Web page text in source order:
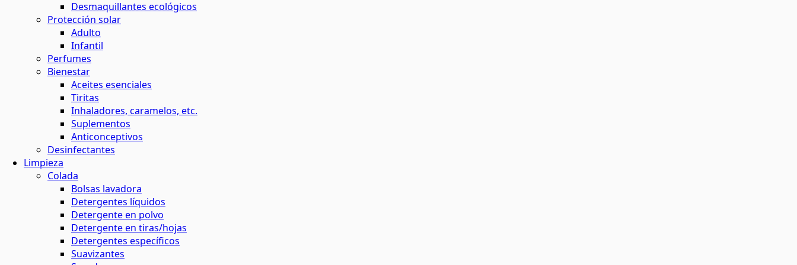
Desmaquillantes ecológicos
Protección solar
Adulto
Infantil
Perfumes
Bienestar
Aceites esenciales
Tiritas
Inhaladores, caramelos, etc.
Suplementos
Anticonceptivos
Desinfectantes
Limpieza
Colada
Bolsas lavadora
Detergentes líquidos
Detergente en polvo
Detergente en tiras/hojas
Detergentes específicos
Suavizantes